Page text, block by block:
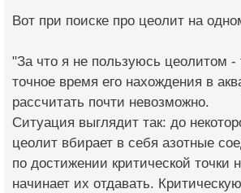
Вот при поиске про цеолит на
"За что я не пользуюсь цеолитом -
точное время его нахождения в
рассчитать почти невозможно.
Ситуация выглядит так: до
цеолит вбирает в себя азотные
по достижении критической точки
начинает их отдавать.